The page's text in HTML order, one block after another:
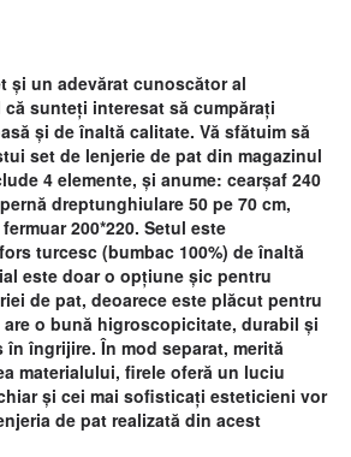
și un adevărat cunoscător al
sunteți interesat să cumpărați
și de înaltă calitate. Vă sfătuim să
set de lenjerie de pat din magazinul
4 elemente, și anume: cearșaf 240
dreptunghiulare 50 pe 70 cm,
200*220. Setul este
turcesc (bumbac 100%) de înaltă
este doar o opțiune șic pentru
de pat, deoarece este plăcut pentru
o bună higroscopicitate, durabil și
îngrijire. În mod separat, merită
materialului, firele oferă un luciu
și cei mai sofisticați esteticieni vor
de pat realizată din acest